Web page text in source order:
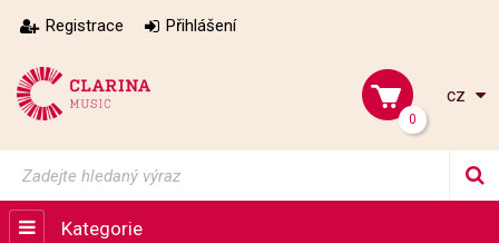
Registrace Přihlášení
0
cz
Kategorie